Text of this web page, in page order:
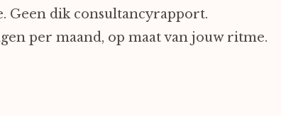
Geen dik consultancyrapport.
per maand, op maat van jouw ritme.